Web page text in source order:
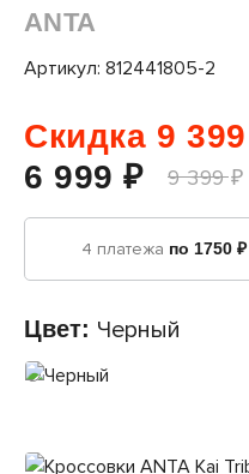
ANTA
Артикул: 812441805-2
Скидка 9
6 999 ₽
9 399 ₽
4 платежа по 1750 ₽
Цвет: Черный